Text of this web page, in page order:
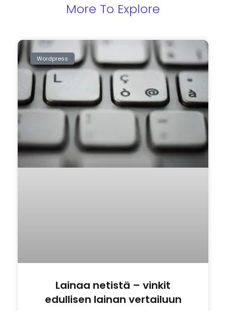
More To Explore
Wordpress
Lainaa netistä – vinkit
edullisen lainan vertailuun